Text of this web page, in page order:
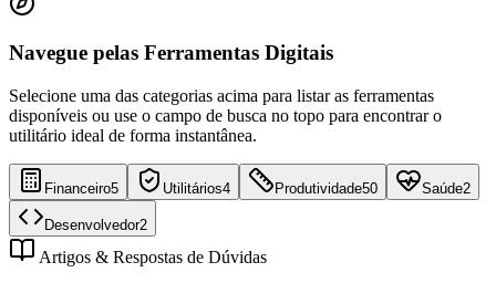
Navegue pelas Ferramentas Digitais
Selecione uma das categorias acima para listar as ferramentas
disponíveis ou use o campo de busca no topo para encontrar o
utilitário ideal de forma instantânea.
Financeiro5 Utilitários4 Produtividade50 Saúde2
Desenvolvedor2
Artigos & Respostas de Dúvidas